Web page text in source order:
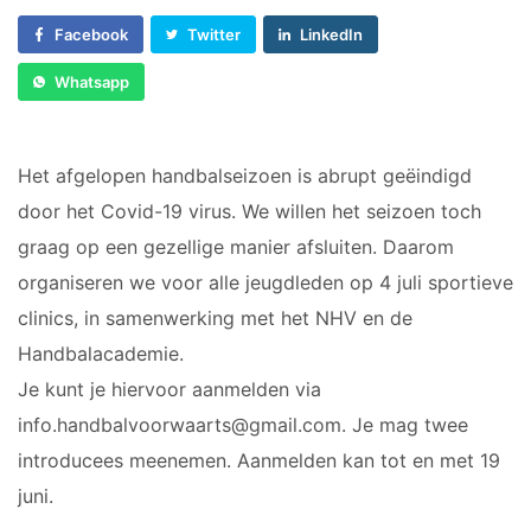
C2
D1
E3
F1
F2
RECREANTEN
Dames Midweek 2
Ledenshop
Facebook Twitter LinkedIn
Whatsapp
Het afgelopen handbalseizoen is abrupt geëindigd
door het Covid-19 virus. We willen het seizoen toch
graag op een gezellige manier afsluiten. Daarom
organiseren we voor alle jeugdleden op 4 juli sportieve
clinics, in samenwerking met het NHV en de
Handbalacademie.
Je kunt je hiervoor aanmelden via
info.handbalvoorwaarts@gmail.com. Je mag twee
introducees meenemen. Aanmelden kan tot en met 19
juni.